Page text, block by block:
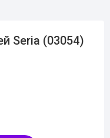
Seria (03054)